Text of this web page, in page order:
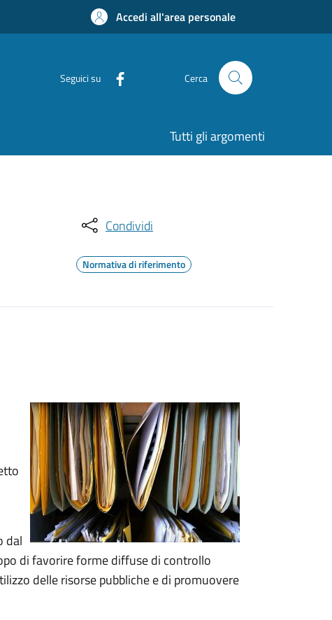
Accedi all'area personale
Seguici su Cerca
Tutti gli argomenti
Condividi
Normativa di riferimento
dal
di favorire forme diffuse di controllo
delle risorse pubbliche e di promuovere